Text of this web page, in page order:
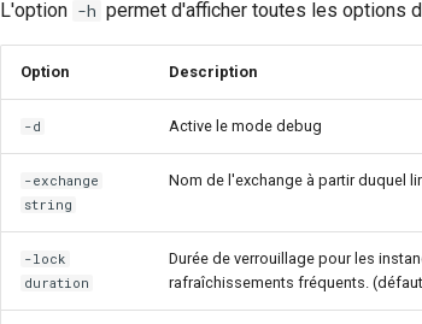
L'option -h permet d'afficher toutes les options
Option Description
-d Active le mode debug
-exchange
string
Nom de l'exchange à partir duquel
-lock
duration
Durée de verrouillage pour les
rafraîchissements fréquents.